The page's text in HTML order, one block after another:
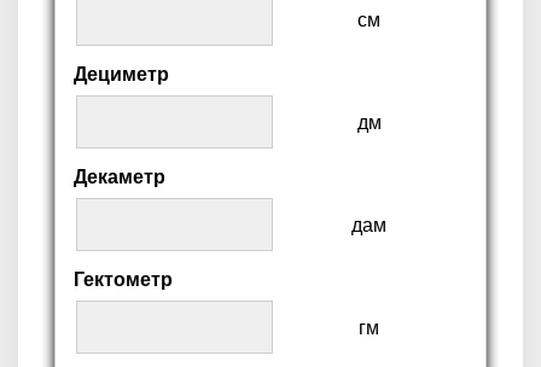
см
Дециметр
дм
Декаметр
дам
Гектометр
гм